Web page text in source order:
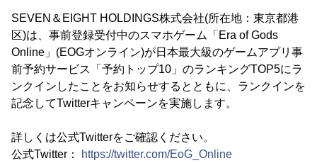
SEVEN＆EIGHT HOLDINGS株式会社(所在地：東京都港
区)は、事前登録受付中のスマホゲーム「Era of Gods
Online」(EOGオンライン)が日本最大級のゲームアプリ事
前予約サービス「予約トップ10」のランキングTOP5にラ
ンクインしたことをお知らせするとともに、ランクインを
記念してTwitterキャンペーンを実施します。
詳しくは公式Twitterをご確認ください。
公式Twitter：
https://twitter.com/EoG_Online